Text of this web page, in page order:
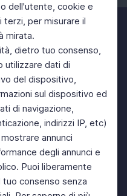
dell'utente, cookie e
per misurare il
mirata.
dietro tuo consenso,
utilizzare dati di
del dispositivo,
sul dispositivo ed
di navigazione,
indirizzi IP, etc)
annunci
degli annunci e
Puoi liberamente
consenso senza